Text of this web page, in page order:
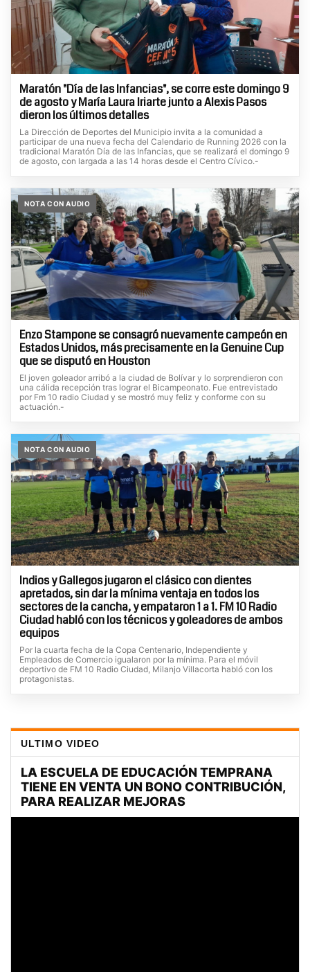
Maratón "Día de las Infancias", se corre este domingo 9
de agosto y María Laura Iriarte junto a Alexis Pasos
dieron los últimos detalles
La Dirección de Deportes del Municipio invita a la comunidad a
participar de una nueva fecha del Calendario de Running 2026 con la
tradicional Maratón Día de las Infancias, que se realizará el domingo 9
de agosto, con largada a las 14 horas desde el Centro Cívico.-
NOTA CON AUDIO
Enzo Stampone se consagró nuevamente campeón en
Estados Unidos, más precisamente en la Genuine Cup
que se disputó en Houston
El joven goleador arribó a la ciudad de Bolívar y lo sorprendieron con
una cálida recepción tras lograr el Bicampeonato. Fue entrevistado
por Fm 10 radio Ciudad y se mostró muy feliz y conforme con su
actuación.-
NOTA CON AUDIO
Indios y Gallegos jugaron el clásico con dientes
apretados, sin dar la mínima ventaja en todos los
sectores de la cancha, y empataron 1 a 1. FM 10 Radio
Ciudad habló con los técnicos y goleadores de ambos
equipos
Por la cuarta fecha de la Copa Centenario, Independiente y
Empleados de Comercio igualaron por la mínima. Para el móvil
deportivo de FM 10 Radio Ciudad, Milanjo Villacorta habló con los
protagonistas.
ULTIMO VIDEO